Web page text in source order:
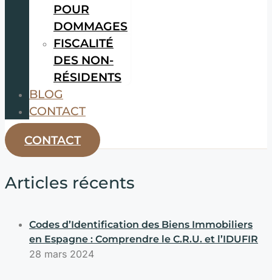
POUR
DOMMAGES
FISCALITÉ
DES NON-
RÉSIDENTS
BLOG
CONTACT
CONTACT
Articles récents
Codes d’Identification des Biens Immobiliers
en Espagne : Comprendre le C.R.U. et l’IDUFIR
28 mars 2024